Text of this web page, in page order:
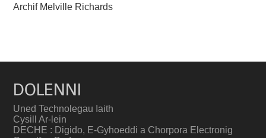
Archif Melville Richards
DOLENNI
Uned Technolegau Iaith
Cysill Ar-lein
DECHE : Digido, E-Gyhoeddi a Chorpora Electronig